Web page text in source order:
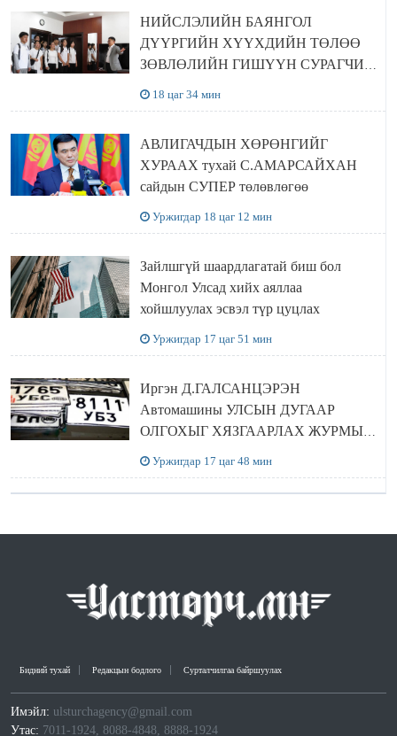
НИЙСЛЭЛИЙН БАЯНГОЛ
ДҮҮРГИЙН ХҮҮХДИЙН ТӨЛӨӨ
ЗӨВЛӨЛИЙН ГИШҮҮН СУРАГЧИД
18 цаг 34 мин
АВЛИГАЧДЫН ХӨРӨНГИЙГ
ХУРААХ тухай С.АМАРСАЙХАН
сайдын СУПЕР төлөвлөгөө
Уржигдар 18 цаг 12 мин
Зайлшгүй шаардлагатай биш бол
Монгол Улсад хийх аяллаа
хойшлуулах эсвэл түр цуцлах
Уржигдар 17 цаг 51 мин
Иргэн Д.ГАЛСАНЦЭРЭН
Автомашины УЛСЫН ДУГААР
ОЛГОХЫГ ХЯЗГААРЛАХ ЖУРМЫГ
Уржигдар 17 цаг 48 мин
Бидний тухай Редакцын бодлого Сурталчилгаа байршуулах
Имэйл: ulsturchagency@gmail.com
Утас: 7011-1924, 8088-4848, 8888-1924